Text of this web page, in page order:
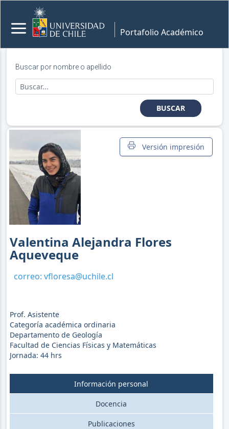
Portafolio Académico
Buscar por nombre o apellido
BUSCAR
Versión impresión
Valentina Alejandra Flores
Aqueveque
correo: vfloresa@uchile.cl
Prof. Asistente
Categoría académica ordinaria
Departamento de Geología
Facultad de Ciencias Físicas y Matemáticas
Jornada: 44hrs
Información personal
Docencia
Publicaciones